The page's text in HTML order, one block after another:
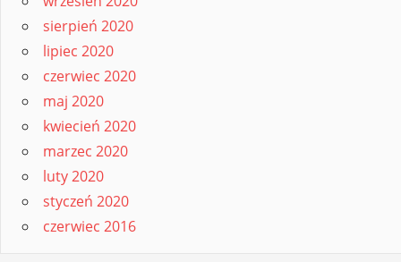
sierpień 2020
lipiec 2020
czerwiec 2020
maj 2020
kwiecień 2020
marzec 2020
luty 2020
styczeń 2020
czerwiec 2016